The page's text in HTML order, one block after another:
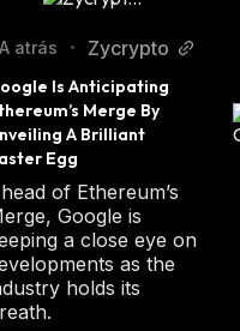
atrás • Zycrypto
Is Anticipating
Merge By
A Brilliant
Egg
of Ethereum’s
Google is
a close eye on
as the
holds its